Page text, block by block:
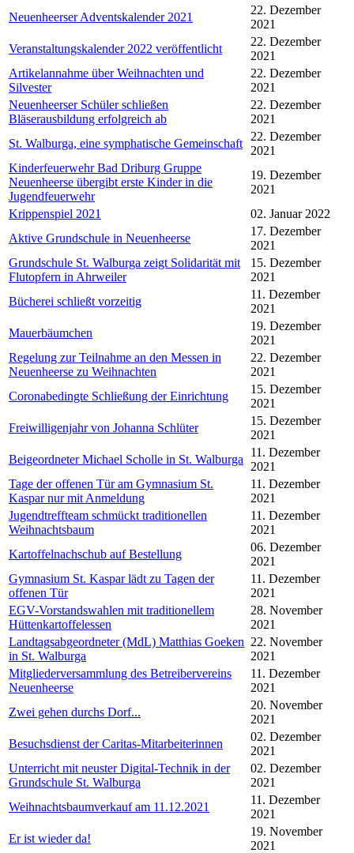
Neuenheerser Adventskalender 2021
22. Dezember
2021
Veranstaltungskalender 2022 veröffentlicht
22. Dezember
2021
Artikelannahme über Weihnachten und
Silvester
22. Dezember
2021
Neuenheerser Schüler schließen
Bläserausbildung erfolgreich ab
22. Dezember
2021
St. Walburga, eine symphatische Gemeinschaft
22. Dezember
2021
Kinderfeuerwehr Bad Driburg Gruppe
Neuenheerse übergibt erste Kinder in die
Jugendfeuerwehr
19. Dezember
2021
Krippenspiel 2021
02. Januar 2022
Aktive Grundschule in Neuenheerse
17. Dezember
2021
Grundschule St. Walburga zeigt Solidarität mit
Flutopfern in Ahrweiler
15. Dezember
2021
Bücherei schließt vorzeitig
11. Dezember
2021
Mauerbäumchen
19. Dezember
2021
Regelung zur Teilnahme an den Messen in
Neuenheerse zu Weihnachten
22. Dezember
2021
Coronabedingte Schließung der Einrichtung
15. Dezember
2021
Freiwilligenjahr von Johanna Schlüter
15. Dezember
2021
Beigeordneter Michael Scholle in St. Walburga
11. Dezember
2021
Tage der offenen Tür am Gymnasium St.
Kaspar nur mit Anmeldung
11. Dezember
2021
Jugendtreffteam schmückt traditionellen
Weihnachtsbaum
11. Dezember
2021
Kartoffelnachschub auf Bestellung
06. Dezember
2021
Gymnasium St. Kaspar lädt zu Tagen der
offenen Tür
11. Dezember
2021
EGV-Vorstandswahlen mit traditionellem
Hüttenkartoffelessen
28. November
2021
Landtagsabgeordneter (MdL) Matthias Goeken
in St. Walburga
22. November
2021
Mitgliederversammlung des Betreibervereins
Neuenheerse
11. Dezember
2021
Zwei gehen durchs Dorf...
20. November
2021
Besuchsdienst der Caritas-Mitarbeiterinnen
02. Dezember
2021
Unterricht mit neuster Digital-Technik in der
Grundschule St. Walburga
02. Dezember
2021
Weihnachtsbaumverkauf am 11.12.2021
11. Dezember
2021
Er ist wieder da!
19. November
2021